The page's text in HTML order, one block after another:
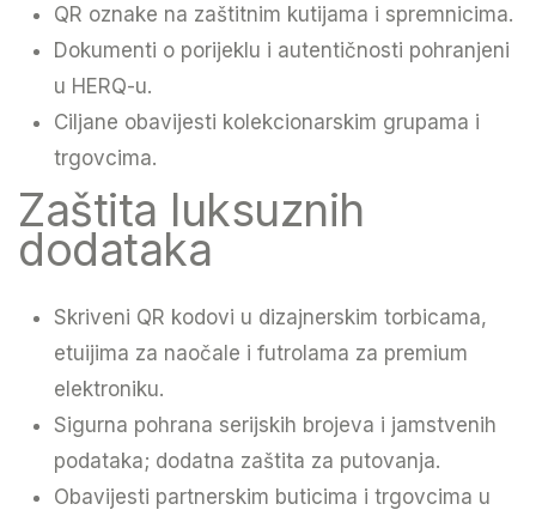
QR oznake na zaštitnim kutijama i spremnicima.
Dokumenti o porijeklu i autentičnosti pohranjeni
u HERQ-u.
Ciljane obavijesti kolekcionarskim grupama i
trgovcima.
Zaštita luksuznih
dodataka
Skriveni QR kodovi u dizajnerskim torbicama,
etuijima za naočale i futrolama za premium
elektroniku.
Sigurna pohrana serijskih brojeva i jamstvenih
podataka; dodatna zaštita za putovanja.
Obavijesti partnerskim buticima i trgovcima u